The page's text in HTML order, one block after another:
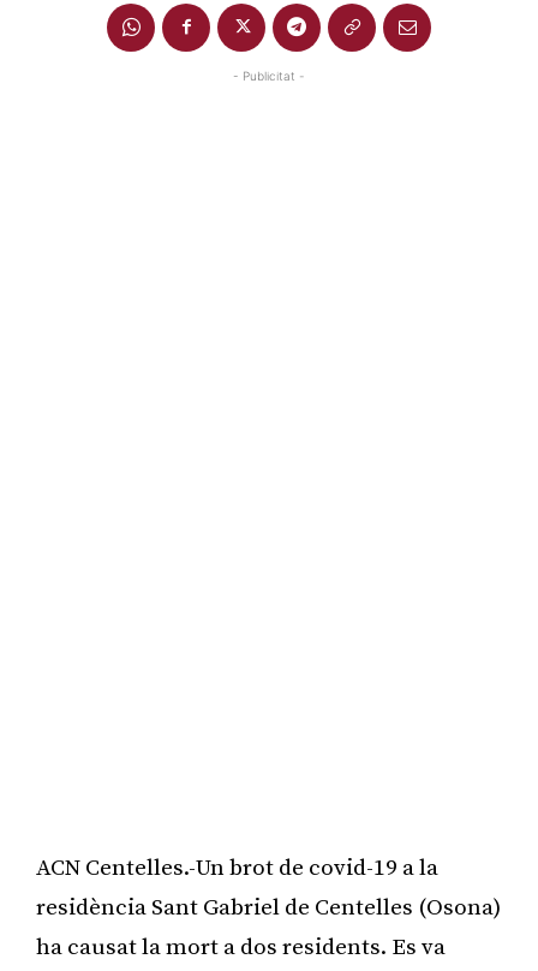
- Publicitat -
ACN Centelles.-Un brot de covid-19 a la
residència Sant Gabriel de Centelles (Osona)
ha causat la mort a dos residents. Es va